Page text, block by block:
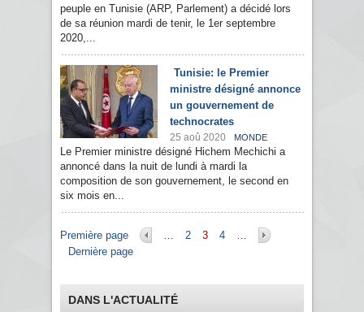
peuple en Tunisie (ARP, Parlement) a décidé lors
de sa réunion mardi de tenir, le 1er septembre
2020,...
Tunisie: le Premier
ministre désigné annonce
un gouvernement de
technocrates
25 aoû 2020 MONDE
Le Premier ministre désigné Hichem Mechichi a
annoncé dans la nuit de lundi à mardi la
composition de son gouvernement, le second en
six mois en...
Pages
Première page … 2 3 4
…
Dernière page
DANS L'ACTUALITÉ